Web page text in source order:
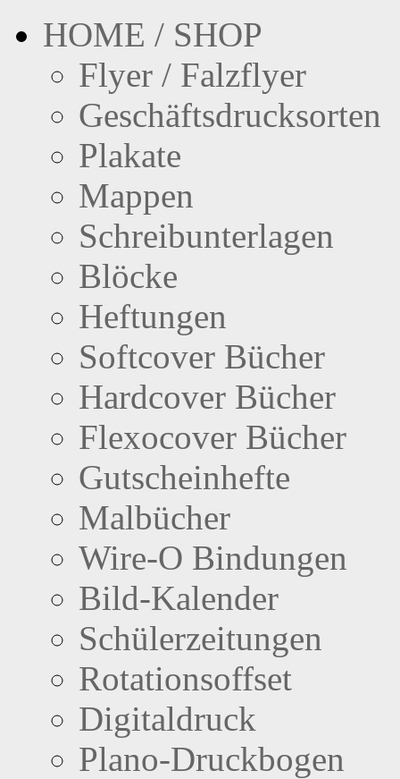
HOME / SHOP
Flyer / Falzflyer
Geschäftsdrucksorten
Plakate
Mappen
Schreibunterlagen
Blöcke
Heftungen
Softcover Bücher
Hardcover Bücher
Flexocover Bücher
Gutscheinhefte
Malbücher
Wire-O Bindungen
Bild-Kalender
Schülerzeitungen
Rotationsoffset
Digitaldruck
Plano-Druckbogen